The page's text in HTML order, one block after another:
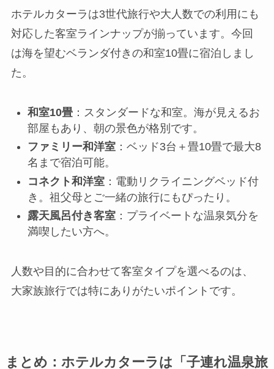
ホテルカターラは3世代旅行や大人数での利用にも
対応した客室ラインナップが揃っています。今回
は海を望むベランダ付きの和室10畳に宿泊しまし
た。
和室10畳：スタンダードな和室。海が見えるお
部屋もあり、朝の景色が格別です。
ファミリー和洋室：ベッド3台＋畳10畳で最大8
名まで宿泊可能。
コネクト和洋室：電動リクライニングベッド付
き。祖父母とご一緒の旅行にもぴったり。
露天風呂付き客室：プライベートな温泉気分を
満喫したい方へ。
人数や目的に合わせて客室タイプを選べるのは、
大家族旅行では特にありがたいポイントです。
まとめ：ホテルカターラは「子連れ温泉旅